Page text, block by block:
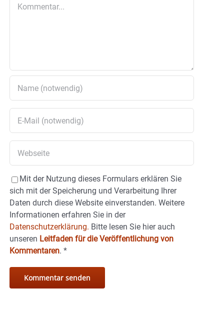
Mit der Nutzung dieses Formulars erklären Sie
sich mit der Speicherung und Verarbeitung Ihrer
Daten durch diese Website einverstanden. Weitere
Informationen erfahren Sie in der
Datenschutzerklärung. Bitte lesen Sie hier auch
unseren Leitfaden für die Veröffentlichung von
Kommentaren. *